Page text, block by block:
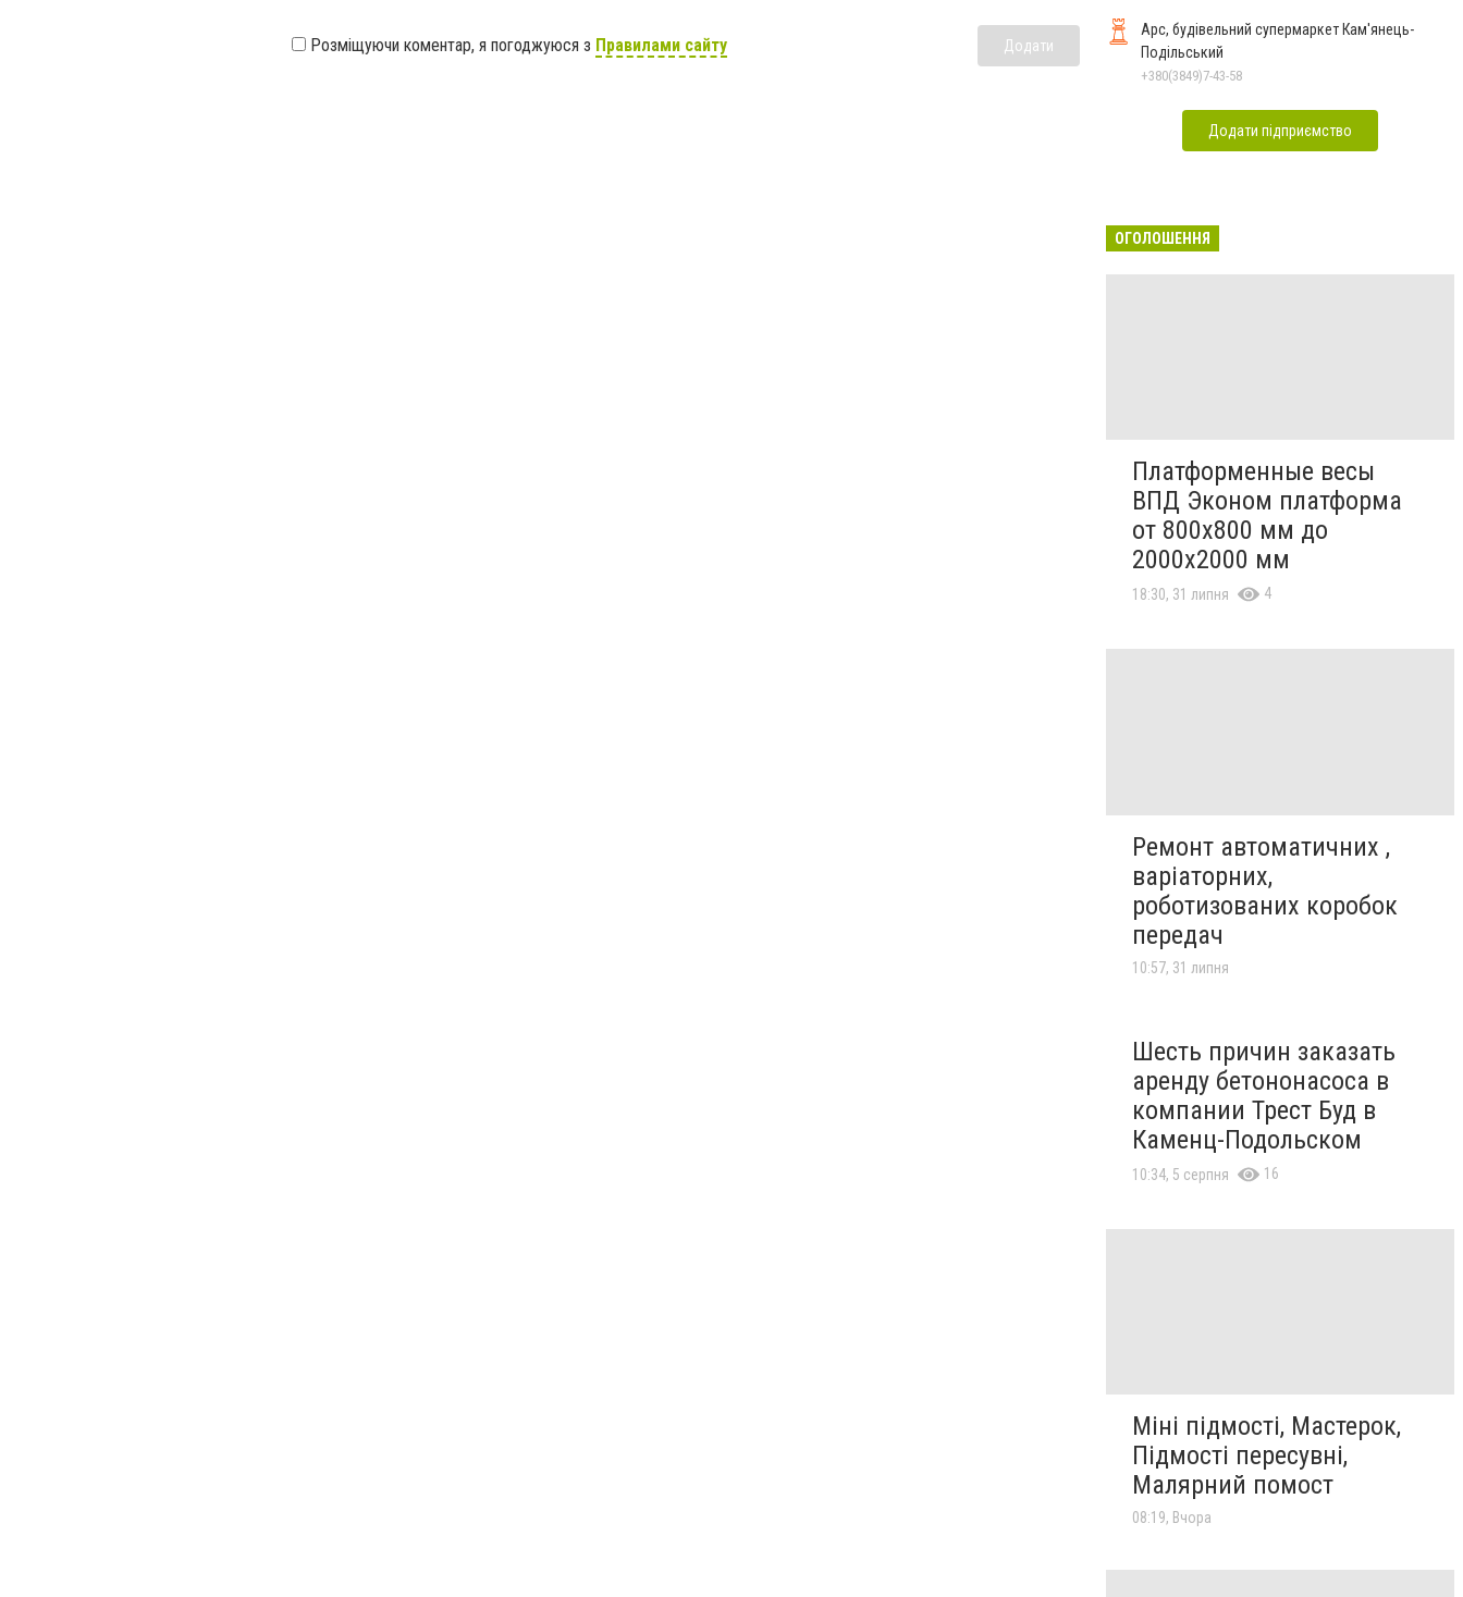
Розміщуючи коментар, я погоджуюся з Правилами сайту Додати
Арс, будівельний супермаркет Кам'янець-
Подільський
+380(3849)7-43-58
Додати підприємство
ОГОЛОШЕННЯ
Платформенные весы
ВПД Эконом платформа
от 800х800 мм до
2000х2000 мм
18:30, 31 липня 4
Ремонт автоматичних ,
варіаторних,
роботизованих коробок
передач
10:57, 31 липня
Шесть причин заказать
аренду бетононасоса в
компании Трест Буд в
Каменц-Подольском
10:34, 5 серпня 16
Міні підмості, Мастерок,
Підмості пересувні,
Малярний помост
08:19, Вчора